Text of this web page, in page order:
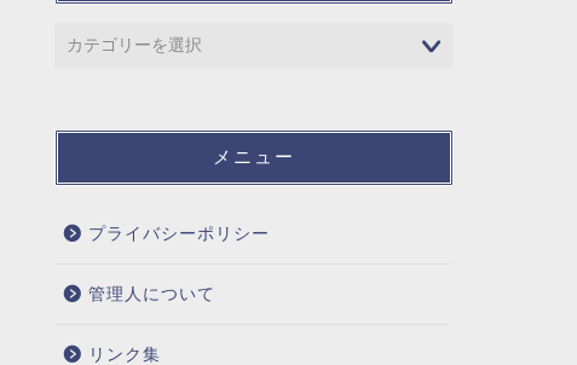
メニュー
プライバシーポリシー
管理人について
リンク集